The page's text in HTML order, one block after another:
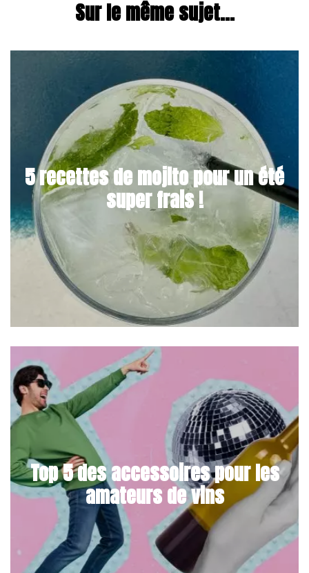
Sur le même sujet...
5 recettes de mojito pour un été
super frais !
Top 5 des accessoires pour les
amateurs de vins